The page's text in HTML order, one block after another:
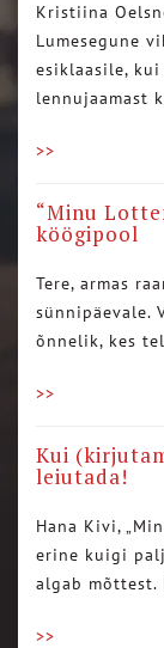
Kristiina
Lumesegune
esiklaasile,
lennujaamast
>>
“Minu
köögipool
Tere, armas
sünnipäevale.
õnnelik, kes
>>
Kui
leiutada!
Hana Kivi,
erine kuigi
algab mõttest.
>>